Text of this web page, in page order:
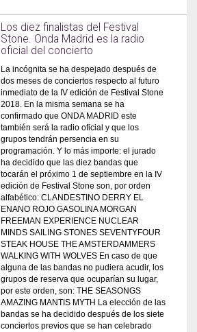
Los diez finalistas del Festival
Stone. Onda Madrid es la radio
oficial del concierto
La incógnita se ha despejado después de
dos meses de conciertos respecto al futuro
inmediato de la IV edición de Festival Stone
2018. En la misma semana se ha
confirmado que ONDA MADRID este
también será la radio oficial y que los
grupos tendrán persencia en su
programación. Y lo más importe: el jurado
ha decidido que las diez bandas que
tocarán el próximo 1 de septiembre en la IV
edición de Festival Stone son, por orden
alfabético: CLANDESTINO DERRY EL
ENANO ROJO GASOLINA MORGAN
FREEMAN EXPERIENCE NUCLEAR
MINDS SAILING STONES SEVENTYFOUR
STEAK HOUSE THE AMSTERDAMMERS
WALKING WITH WOLVES En caso de que
alguna de las bandas no pudiera acudir, los
grupos de reserva que ocuparían su lugar,
por este orden, son: THE SEASONGS
AMAZING MANTIS MYTH La elección de las
bandas se ha decidido después de los siete
conciertos previos que se han celebrado